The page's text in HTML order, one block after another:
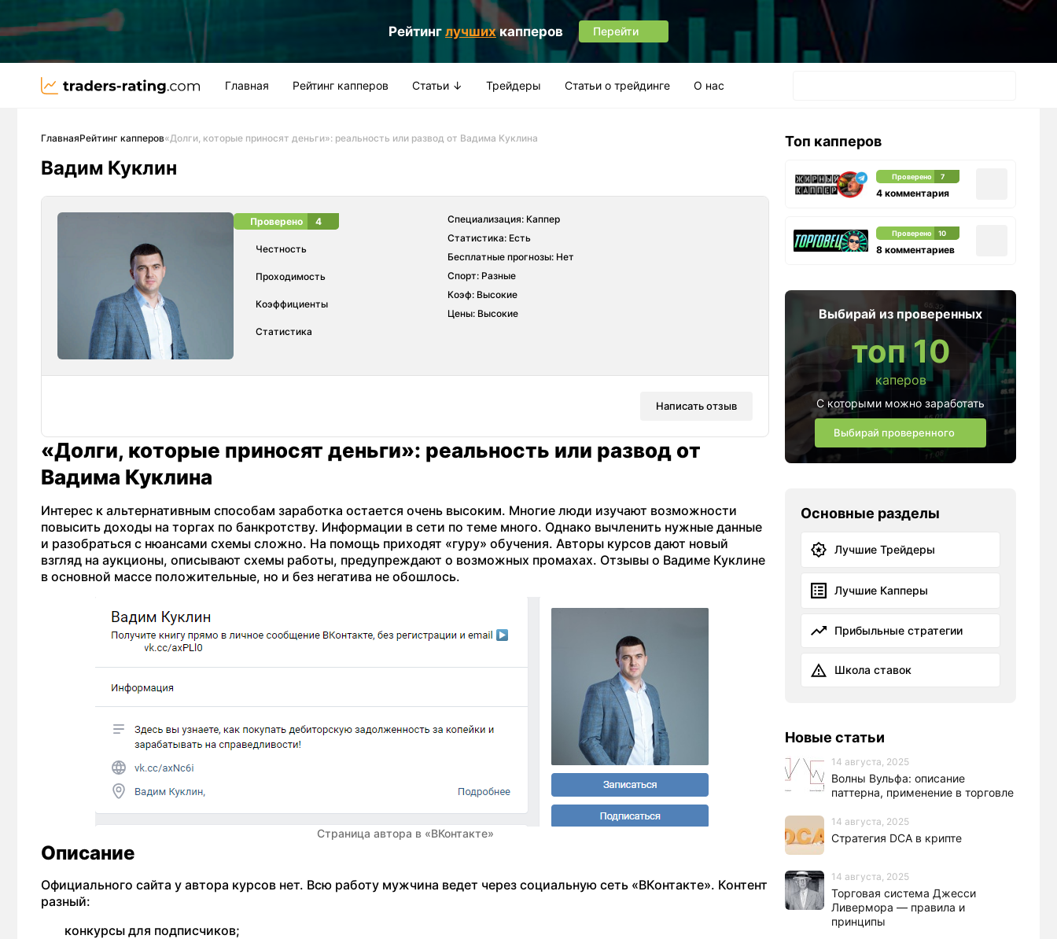
Рейтинг лучшихкапперов Перейти
Главная Рейтинг капперов Статьи ↓ Трейдеры Статьи о трейдинге О нас
ГлавнаяРейтинг капперов«Долги, которые приносят деньги»: реальность или развод от Вадима Куклина
Вадим Куклин
Проверено 4
Честность
Проходимость
Коэффициенты
Статистика
Специализация: Каппер
Статистика: Есть
Бесплатные прогнозы: Нет
Спорт: Разные
Коэф: Высокие
Цены: Высокие
Написать отзыв
«Долги, которые приносят деньги»: реальность или развод от
Вадима Куклина
Интерес к альтернативным способам заработка остается очень высоким. Многие люди изучают возможности
повысить доходы на торгах по банкротству. Информации в сети по теме много. Однако вычленить нужные данные
и разобраться с нюансами схемы сложно. На помощь приходят «гуру» обучения. Авторы курсов дают новый
взгляд на аукционы, описывают схемы работы, предупреждают о возможных промахах. Отзывы о Вадиме Куклине
в основной массе положительные, но и без негатива не обошлось.
Страница автора в «ВКонтакте»
Описание
Официального сайта у автора курсов нет. Всю работу мужчина ведет через социальную сеть «ВКонтакте». Контент
разный:
конкурсы для подписчиков;
Топ капперов
Проверено 7
4 комментария
Проверено 10
8 комментариев
Выбирай из проверенных
топ 10
каперов
С которыми можно заработать
Выбирай проверенного
Основные разделы
Лучшие Трейдеры
Лучшие Капперы
Прибыльные стратегии
Школа ставок
Новые статьи
14 августа, 2025
Волны Вульфа: описание
паттерна, применение в торговле
14 августа, 2025
Стратегия DCA в крипте
14 августа, 2025
Торговая система Джесси
Ливермора — правила и
принципы